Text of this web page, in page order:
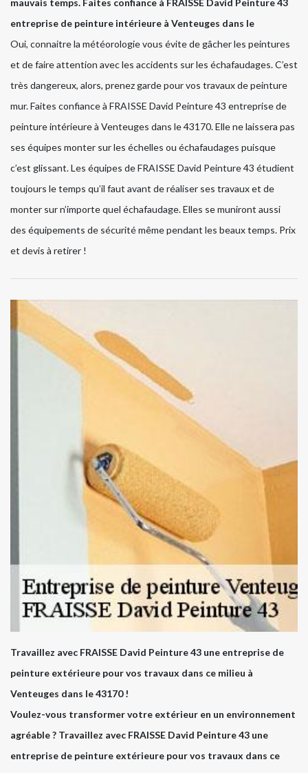
mauvais temps. Faites confiance à FRAISSE David Peinture 43
entreprise de peinture intérieure à Venteuges dans le
Oui, connaitre la météorologie vous évite de gâcher les peintures
et de faire attention avec les accidents sur les échafaudages. C’est
très dangereux, alors, prenez garde pour vos travaux de peinture
mur. Faites confiance à FRAISSE David Peinture 43 entreprise de
peinture intérieure à Venteuges dans le 43170. Elle ne laissera pas
ses équipes monter sur les échelles ou échafaudages puisque
c’est glissant. Les équipes de FRAISSE David Peinture 43 étudient
toujours le temps qu’il faut avant de réaliser ses travaux et de
monter sur n’importe quel échafaudage. Elles se muniront aussi
des équipements de sécurité même pendant les beaux temps. Prix
et devis à retirer !
Travaillez avec FRAISSE David Peinture 43 une entreprise de
peinture extérieure pour vos travaux dans ce milieu à
Venteuges dans le 43170 !
Voulez-vous transformer votre extérieur en un environnement
agréable ? Travaillez avec FRAISSE David Peinture 43 une
entreprise de peinture extérieure pour vos travaux dans ce